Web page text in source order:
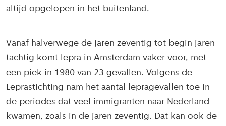
altijd opgelopen in het buitenland.
Vanaf halverwege de jaren zeventig tot begin jaren
tachtig komt lepra in Amsterdam vaker voor, met
een piek in 1980 van 23 gevallen. Volgens de
Leprastichting nam het aantal lepragevallen toe in
de periodes dat veel immigranten naar Nederland
kwamen, zoals in de jaren zeventig. Dat kan ook de